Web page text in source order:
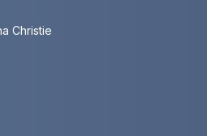
Christie